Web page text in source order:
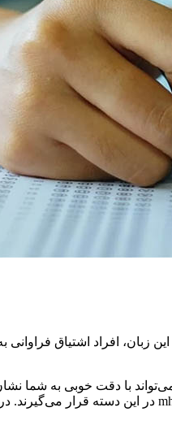
این زبان، افراد اشتیاق
با دقت خوبی به شما